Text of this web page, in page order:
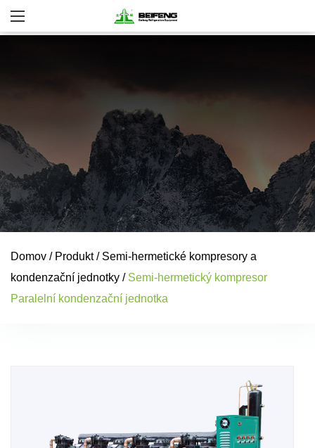
Domov / Produkt/ Semi-hermetické kompresory a
kondenzační jednotky / Semi-hermetický kompresor
Paralelní kondenzační jednotka